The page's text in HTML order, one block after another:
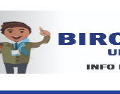
Previous